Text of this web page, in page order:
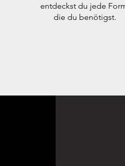
entdeckst du jede
die du benötigst.